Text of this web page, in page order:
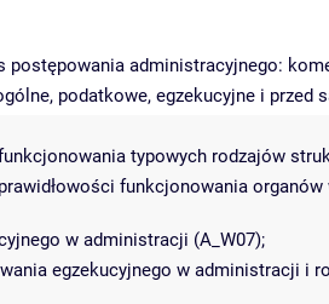
postępowania administracyjnego:
podatkowe, egzekucyjne i przed
typowych rodzajów
funkcjonowania
w administracji (A_W07);
egzekucyjnego w administracji i